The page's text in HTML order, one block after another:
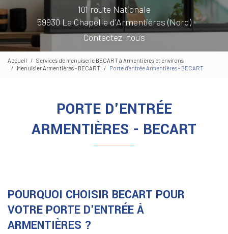
101 route Nationale
59930 La Chapelle d'Armentières (Nord)
Contactez-nous
Accueil
Services de menuiserie BECART à Armentières et environs
Menuisier Armentières - BECART
Porte d'entrée Armentières - BECART
PORTE D'ENTRÉE
ARMENTIÈRES - BECART
POURQUOI CHOISIR BECART POUR
VOTRE PORTE D'ENTRÉE À
ARMENTIÈRES ?